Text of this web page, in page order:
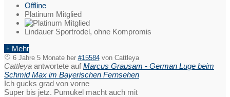
Offline
Platinum Mitglied
Lindauer Sportrodel, ohne Kompromis
Mehr
6 Jahre 5 Monate her #15584 von Cattleya
Cattleya antwortete aufMarcus Grausam - German Luge beim
Schmid Max im Bayerischen Fernsehen
Ich gucks grad von vorne
Super bis jetz. Pumukel macht auch mit